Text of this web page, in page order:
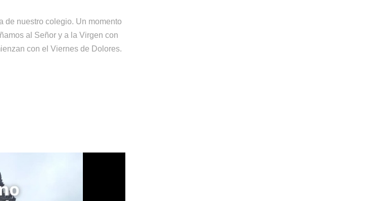
de nuestro colegio. Un momento
al Señor y a la Virgen con
con el Viernes de Dolores.